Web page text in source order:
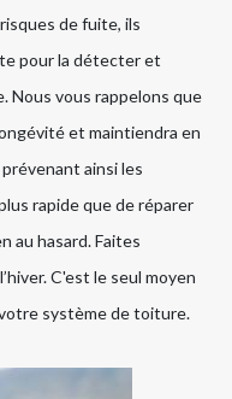
de fuite, ils
pour la détecter et
Nous vous rappelons que
et maintiendra en
ainsi les
rapide que de réparer
au hasard. Faites
C'est le seul moyen
système de toiture.